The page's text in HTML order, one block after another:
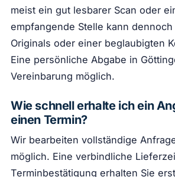
meist ein gut lesbarer Scan oder
empfangende Stelle kann
Originals oder einer beglaubigten
Eine persönliche Abgabe in
Vereinbarung möglich.
Wie schnell erhalte ich ein
einen Termin?
Wir bearbeiten vollständige
möglich. Eine verbindliche
Terminbestätigung erhalten Sie